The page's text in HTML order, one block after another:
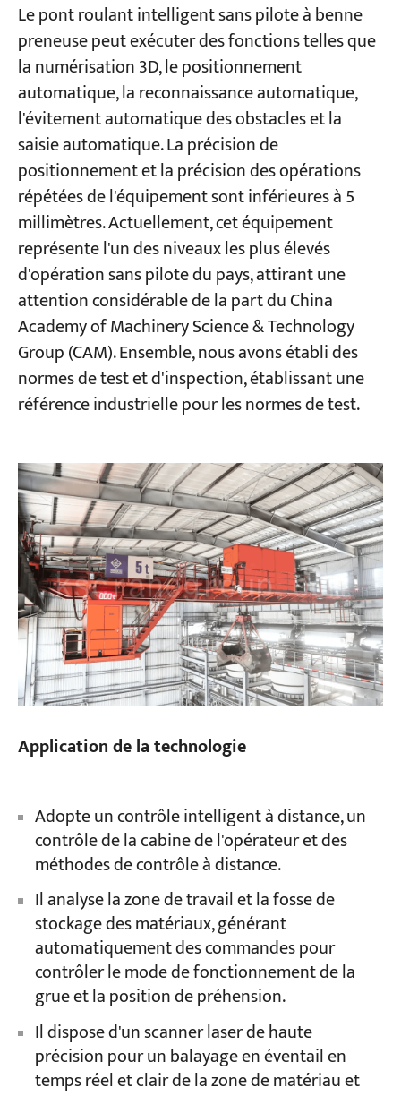
Le pont roulant intelligent sans pilote à benne
preneuse peut exécuter des fonctions telles que
la numérisation 3D, le positionnement
automatique, la reconnaissance automatique,
l'évitement automatique des obstacles et la
saisie automatique. La précision de
positionnement et la précision des opérations
répétées de l'équipement sont inférieures à 5
millimètres. Actuellement, cet équipement
représente l'un des niveaux les plus élevés
d'opération sans pilote du pays, attirant une
attention considérable de la part du China
Academy of Machinery Science & Technology
Group (CAM). Ensemble, nous avons établi des
normes de test et d'inspection, établissant une
référence industrielle pour les normes de test.
Application de la technologie
Adopte un contrôle intelligent à distance, un
contrôle de la cabine de l'opérateur et des
méthodes de contrôle à distance.
Il analyse la zone de travail et la fosse de
stockage des matériaux, générant
automatiquement des commandes pour
contrôler le mode de fonctionnement de la
grue et la position de préhension.
Il dispose d'un scanner laser de haute
précision pour un balayage en éventail en
temps réel et clair de la zone de matériau et